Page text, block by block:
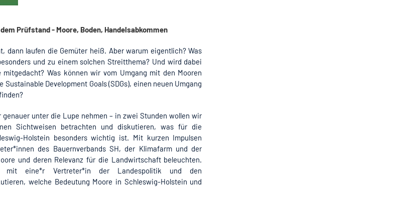
Prüfstand - Moore, Boden, Handelsabkommen
dann laufen die Gemüter heiß. Aber warum eigentlich? Was
und zu einem solchen Streitthema? Und wird dabei
mitgedacht? Was können wir vom Umgang mit den Mooren
Sustainable Development Goals (SDGs), einen neuen Umgang
genauer unter die Lupe nehmen – in zwei Stunden wollen wir
Sichtweisen betrachten und diskutieren, was für die
Holstein besonders wichtig ist. Mit kurzen Impulsen
des Bauernverbands SH, der Klimafarm und der
und deren Relevanz für die Landwirtschaft beleuchten.
mit eine*r Vertreter*in der Landespolitik und den
welche Bedeutung Moore in Schleswig-Holstein und